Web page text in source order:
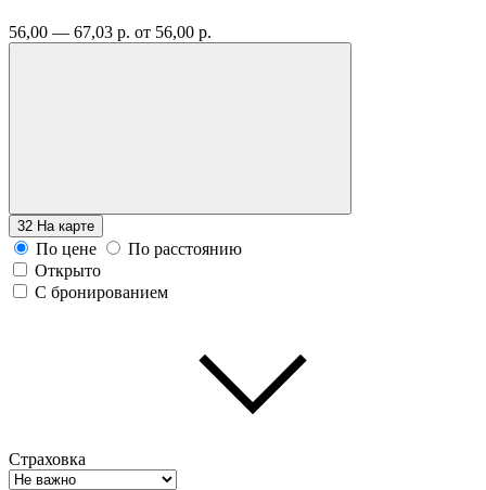
56,00 — 67,03 р. от 56,00 р.
32 На карте
По цене
По расстоянию
Открыто
С бронированием
Страховка